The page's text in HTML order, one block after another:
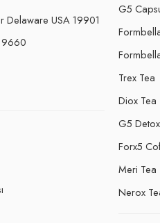
Delaware USA 19901
9660
G5
Trex Tea
Diox Tea
G5
Forx5
Meri Tea
Nerox